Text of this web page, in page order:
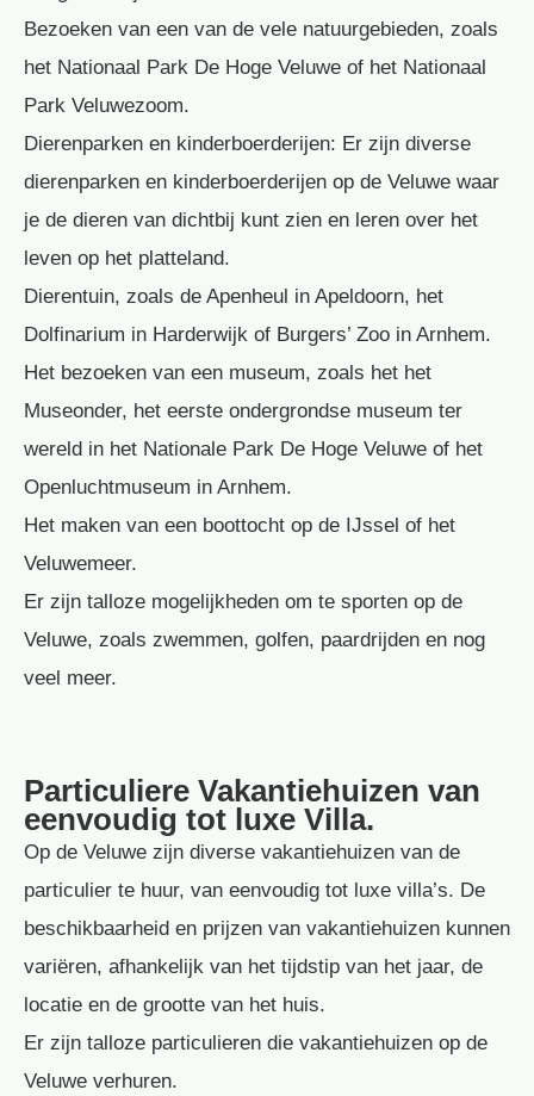
Bezoeken van een van de vele natuurgebieden, zoals
het Nationaal Park De Hoge Veluwe of het Nationaal
Park Veluwezoom.
Dierenparken en kinderboerderijen: Er zijn diverse
dierenparken en kinderboerderijen op de Veluwe waar
je de dieren van dichtbij kunt zien en leren over het
leven op het platteland.
Dierentuin, zoals de Apenheul in Apeldoorn, het
Dolfinarium in Harderwijk of Burgers’ Zoo in Arnhem.
Het bezoeken van een museum, zoals het het
Museonder, het eerste ondergrondse museum ter
wereld in het Nationale Park De Hoge Veluwe of het
Openluchtmuseum in Arnhem.
Het maken van een boottocht op de IJssel of het
Veluwemeer.
Er zijn talloze mogelijkheden om te sporten op de
Veluwe, zoals zwemmen, golfen, paardrijden en nog
veel meer.
Particuliere Vakantiehuizen van
eenvoudig tot luxe Villa.
Op de Veluwe zijn diverse vakantiehuizen van de
particulier te huur, van eenvoudig tot luxe villa’s. De
beschikbaarheid en prijzen van vakantiehuizen kunnen
variëren, afhankelijk van het tijdstip van het jaar, de
locatie en de grootte van het huis.
Er zijn talloze particulieren die vakantiehuizen op de
Veluwe verhuren.